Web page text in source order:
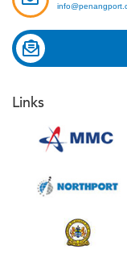
Links